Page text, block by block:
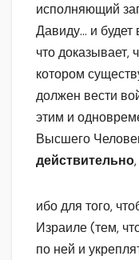
исполняющий
Давиду… и
что доказывает,
котором
должен вести
этим и
Высшего
действительно,
ибо для того,
Израиле (тем,
по ней и